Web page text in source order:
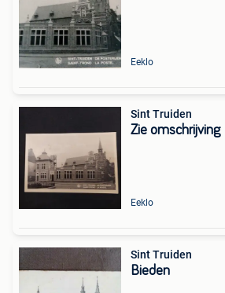
Eeklo
Sint Truiden
Zie omschrijving
Eeklo
Sint Truiden
Bieden